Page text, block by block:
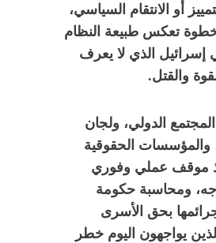
أو الانتقام السياسي،
تعكس طبيعة النظام
إسرائيل الذي لا يعرف
والقتل.
الدولي، ولجان
والمؤسسات الحقوقية
موقف عملي وفوري
ومحاسبة حكومة
بحق الأسرى
يواجهون اليوم خطر